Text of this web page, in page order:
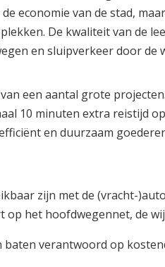
economie van de stad,
De kwaliteit van de
en sluipverkeer door de
een aantal grote
10 minuten extra reistijd
en duurzaam
zijn met de (vracht-
op het hoofdwegennet, de
verantwoord op